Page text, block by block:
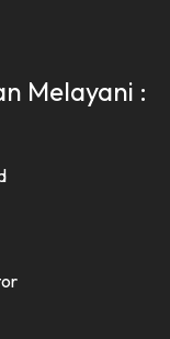
Melayani :